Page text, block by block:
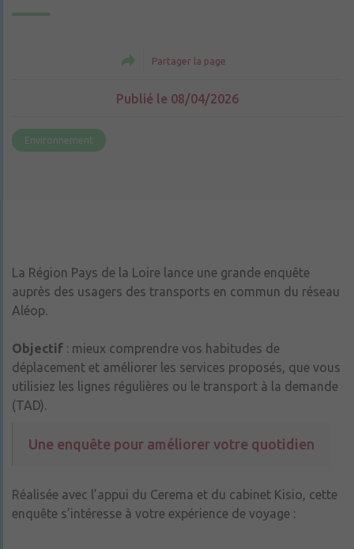
Partager la page
Publié le 08/04/2026
Environnement
La Région Pays de la Loire lance une grande enquête
auprès des usagers des transports en commun du réseau
Aléop.
Objectif : mieux comprendre vos habitudes de
déplacement et améliorer les services proposés, que vous
utilisiez les lignes régulières ou le transport à la demande
(TAD).
Une enquête pour améliorer votre quotidien
Réalisée avec l’appui du Cerema et du cabinet Kisio, cette
enquête s’intéresse à votre expérience de voyage :